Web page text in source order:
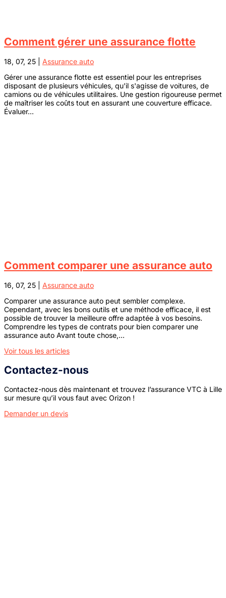
Comment gérer une assurance flotte
18, 07, 25
Assurance auto
Gérer une assurance flotte est essentiel pour les entreprises
disposant de plusieurs véhicules, qu'il s'agisse de voitures, de
camions ou de véhicules utilitaires. Une gestion rigoureuse permet
de maîtriser les coûts tout en assurant une couverture efficace.
Évaluer...
Comment comparer une assurance auto
16, 07, 25
Assurance auto
Comparer une assurance auto peut sembler complexe.
Cependant, avec les bons outils et une méthode efficace, il est
possible de trouver la meilleure offre adaptée à vos besoins.
Comprendre les types de contrats pour bien comparer une
assurance auto Avant toute chose,...
Voir tous les articles
Contactez-nous
Contactez-nous dès maintenant et trouvez l’assurance VTC à Lille
sur mesure qu’il vous faut avec Orizon !
Demander un devis